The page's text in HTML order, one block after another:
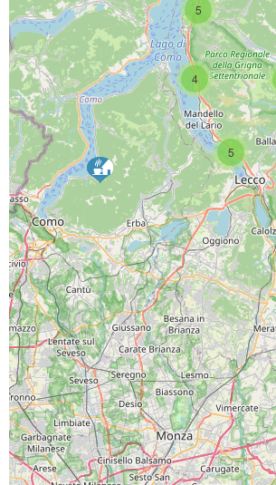
4
5
5
PARTNER DI PROGETTO:
SCARICA L'APP
PAGINE SOCIAL